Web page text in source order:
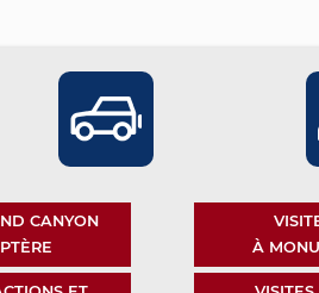
CANYON
À